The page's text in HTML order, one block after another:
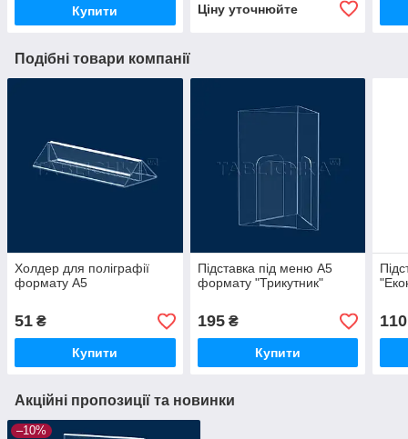
Купити Ціну уточнюйте
Подібні товари компанії
Холдер для поліграфії
формату А5
51 ₴
Купити
Підставка під меню А5
формату "Трикутник"
195₴
Купити
110
Акційні пропозиції та новинки
–10%